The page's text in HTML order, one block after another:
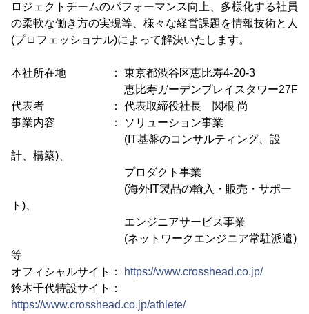
ロジェクトチームのパフォーマンス向上、多様化する社員
の柔軟な働き方の実現等、様々な経営課題を情報技術と人
(プロフェッショナル)によって解決いたします。
本社所在地 ： 東京都渋谷区恵比寿4-20-3
恵比寿ガーデンプレイスタワー27F
代表者 ： 代表取締役社長 関根 尚
事業内容 ： ソリューション事業
(IT基盤のコンサルティング、設
計、構築)、
プロダクト事業
(海外IT製品の輸入・販売・サポー
ト)、
エンジニアサービス事業
(ネットワークエンジニア常駐派遣)
等
オフィシャルサイト：
https://www.crosshead.co.jp/
鈴木千代特設サイト：
https://www.crosshead.co.jp/athlete/